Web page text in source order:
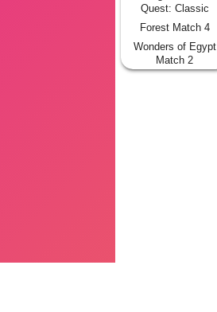
Quest: Classic
Forest Match 4
Wonders of Egypt
Match 2